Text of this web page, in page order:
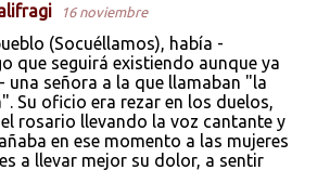
16 noviembre
(Socuéllamos), había -
que seguirá existiendo aunque ya
una señora a la que llamaban "la
Su oficio era rezar en los duelos,
rosario llevando la voz cantante y
en ese momento a las mujeres
a llevar mejor su dolor, a sentir